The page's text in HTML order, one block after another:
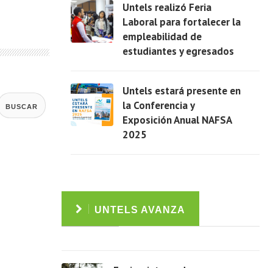
BUSCAR
Untels realizó Feria
Laboral para fortalecer la
empleabilidad de
estudiantes y egresados
Untels estará presente en
la Conferencia y
Exposición Anual NAFSA
2025
UNTELS AVANZA